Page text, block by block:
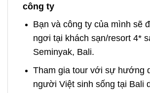
công ty
Bạn và công ty của mình sẽ
ngơi tại khách sạn/resort 4*
Seminyak, Bali.
Tham gia tour với sự hướng
người Việt sinh sống tại Bali